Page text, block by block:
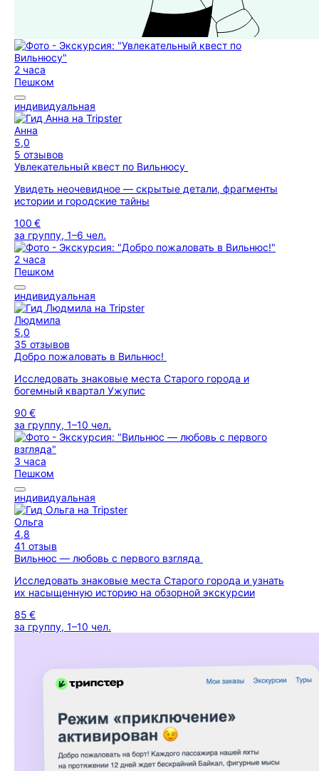
2 часа
Пешком
индивидуальная
Анна
5,0
5 отзывов
Увлекательный квест по Вильнюсу
Увидеть неочевидное — скрытые детали, фрагменты
истории и городские тайны
100 €
за группу, 1–6 чел.
2 часа
Пешком
индивидуальная
Людмила
5,0
35 отзывов
Добро пожаловать в Вильнюс!
Исследовать знаковые места Старого города и
богемный квартал Ужупис
90 €
за группу, 1–10 чел.
3 часа
Пешком
индивидуальная
Ольга
4,8
41 отзыв
Вильнюс — любовь с первого взгляда
Исследовать знаковые места Старого города и узнать
их насыщенную историю на обзорной экскурсии
85 €
за группу, 1–10 чел.